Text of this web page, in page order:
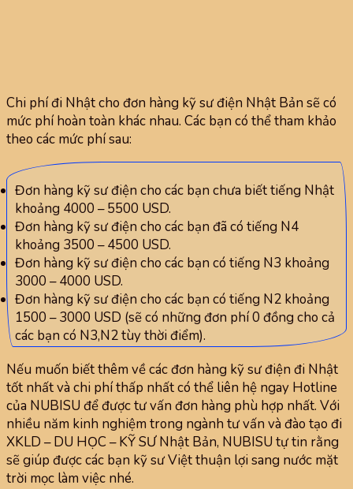
Chi phí đi Nhật cho đơn hàng kỹ sư điện Nhật Bản sẽ có
mức phí hoàn toàn khác nhau. Các bạn có thể tham khảo
theo các mức phí sau:
Đơn hàng kỹ sư điện cho các bạn chưa biết tiếng Nhật
khoảng 4000 – 5500 USD.
Đơn hàng kỹ sư điện cho các bạn đã có tiếng N4
khoảng 3500 – 4500 USD.
Đơn hàng kỹ sư điện cho các bạn có tiếng N3 khoảng
3000 – 4000 USD.
Đơn hàng kỹ sư điện cho các bạn có tiếng N2 khoảng
1500 – 3000 USD (sẽ có những đơn phí 0 đồng cho cả
các bạn có N3,N2 tùy thời điểm).
Nếu muốn biết thêm về các đơn hàng kỹ sư điện đi Nhật
tốt nhất và chi phí thấp nhất có thể liên hệ ngay Hotline
của NUBISU để được tư vấn đơn hàng phù hợp nhất. Với
nhiều năm kinh nghiệm trong ngành tư vấn và đào tạo đi
XKLD – DU HỌC – KỸ SƯ Nhật Bản, NUBISU tự tin rằng
sẽ giúp được các bạn kỹ sư Việt thuận lợi sang nước mặt
trời mọc làm việc nhé.